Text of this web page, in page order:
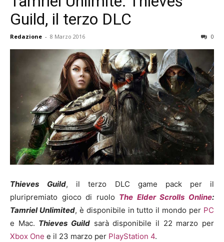
Guild, il terzo DLC
Redazione - 8 Marzo 2016 0
Thieves Guild, il terzo DLC game pack per il
pluripremiato gioco di ruolo The Elder Scrolls Online:
Tamriel Unlimited, è disponibile in tutto il mondo per PC
e Mac. Thieves Guild sarà disponibile il 22 marzo per
Xbox One e il 23 marzo per PlayStation 4.